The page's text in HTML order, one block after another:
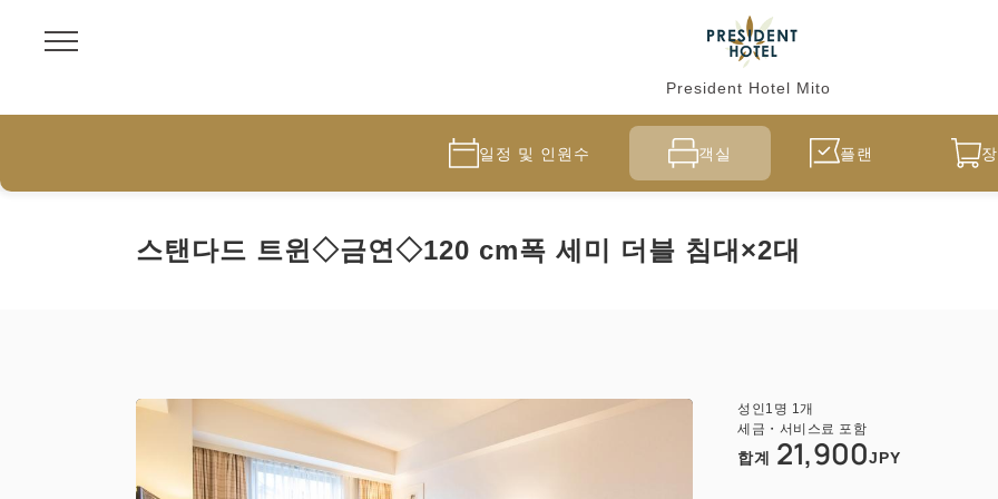
President Hotel Mito
일정 및 인원수 객실 플랜
스탠다드 트윈◇금연◇120 cm폭 세미 더블 침대×2대
성인 1 명 1개
세금・서비스료 포함
합계 21,900JPY